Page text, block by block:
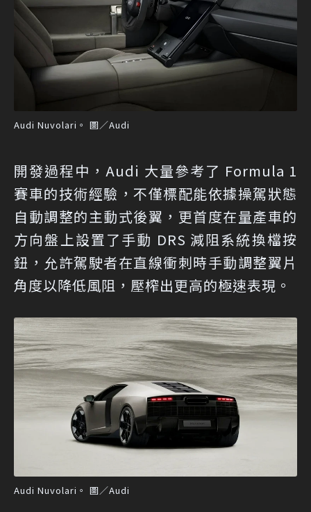
Audi Nuvolari。 圖／Audi
開發過程中，Audi 大量參考了 Formula 1
賽車的技術經驗，不僅標配能依據操駕狀態
自動調整的主動式後翼，更首度在量產車的
方向盤上設置了手動 DRS 減阻系統換檔按
鈕，允許駕駛者在直線衝刺時手動調整翼片
角度以降低風阻，壓榨出更高的極速表現。
Audi Nuvolari。 圖／Audi